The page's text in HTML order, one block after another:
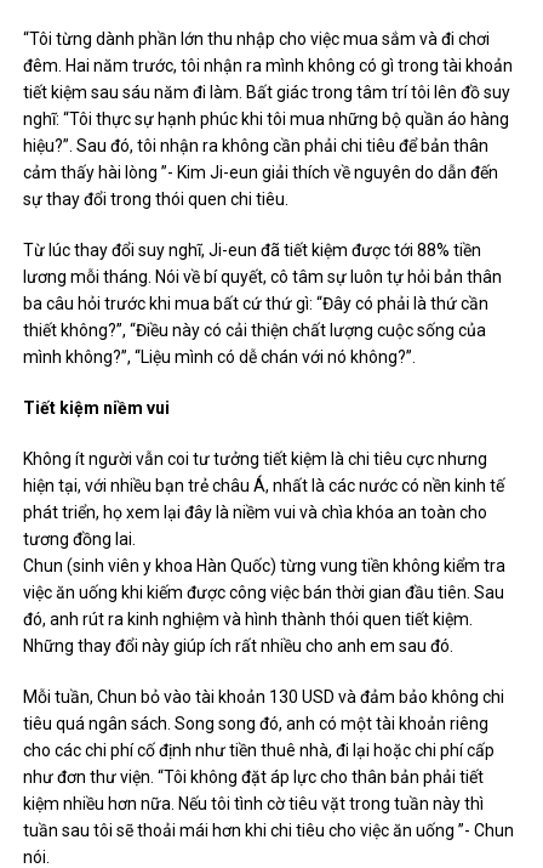
“Tôi từng dành phần lớn thu nhập cho việc mua sắm và đi chơi
đêm. Hai năm trước, tôi nhận ra mình không có gì trong tài khoản
tiết kiệm sau sáu năm đi làm. Bất giác trong tâm trí tôi lên đồ suy
nghĩ: “Tôi thực sự hạnh phúc khi tôi mua những bộ quần áo hàng
hiệu?”. Sau đó, tôi nhận ra không cần phải chi tiêu để bản thân
cảm thấy hài lòng ”- Kim Ji-eun giải thích về nguyên do dẫn đến
sự thay đổi trong thói quen chi tiêu.
Từ lúc thay đổi suy nghĩ, Ji-eun đã tiết kiệm được tới 88% tiền
lương mỗi tháng. Nói về bí quyết, cô tâm sự luôn tự hỏi bản thân
ba câu hỏi trước khi mua bất cứ thứ gì: “Đây có phải là thứ cần
thiết không?”, “Điều này có cải thiện chất lượng cuộc sống của
mình không?”, “Liệu mình có dễ chán với nó không?”.
Tiết kiệm niềm vui
Không ít người vẫn coi tư tưởng tiết kiệm là chi tiêu cực nhưng
hiện tại, với nhiều bạn trẻ châu Á, nhất là các nước có nền kinh tế
phát triển, họ xem lại đây là niềm vui và chìa khóa an toàn cho
tương đồng lai.
Chun (sinh viên y khoa Hàn Quốc) từng vung tiền không kiểm tra
việc ăn uống khi kiếm được công việc bán thời gian đầu tiên. Sau
đó, anh rút ra kinh nghiệm và hình thành thói quen tiết kiệm.
Những thay đổi này giúp ích rất nhiều cho anh em sau đó.
Mỗi tuần, Chun bỏ vào tài khoản 130 USD và đảm bảo không chi
tiêu quá ngân sách. Song song đó, anh có một tài khoản riêng
cho các chi phí cố định như tiền thuê nhà, đi lại hoặc chi phí cấp
như đơn thư viện. “Tôi không đặt áp lực cho thân bản phải tiết
kiệm nhiều hơn nữa. Nếu tôi tình cờ tiêu vặt trong tuần này thì
tuần sau tôi sẽ thoải mái hơn khi chi tiêu cho việc ăn uống ”- Chun
nói.